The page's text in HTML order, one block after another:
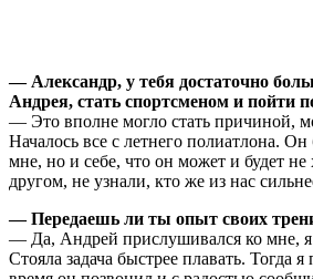
— Александр, у тебя достаточно
Андрея, стать спортсменом и пойти
— Это вполне могло стать причиной,
Началось все с летнего полиатлона. Он
мне, но и себе, что он может и будет
другом, не узнали, кто же из нас
— Передаешь ли ты опыт своих
— Да, Андрей прислушивался ко мне,
Стояла задача быстрее плавать. Тогда